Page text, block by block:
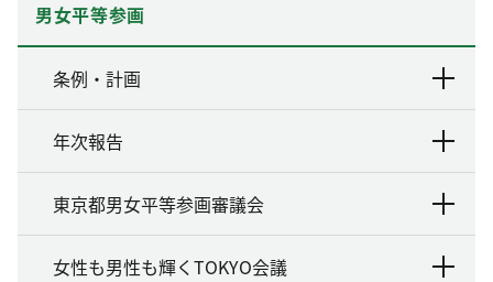
男女平等参画
条例・計画
年次報告
東京都男女平等参画審議会
女性も男性も輝くTOKYO会議